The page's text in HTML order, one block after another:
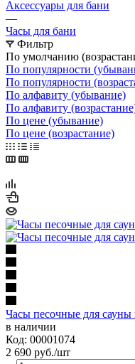
Аксессуары для бани
—
Часы для бани
Фильтр
По умолчанию
По популярности
По популярности
По алфавиту (убывание)
По алфавиту
По цене (убывание)
По цене (возрастание)
Часы песочные для
в наличии
Код: 00001074
2 690 руб./шт